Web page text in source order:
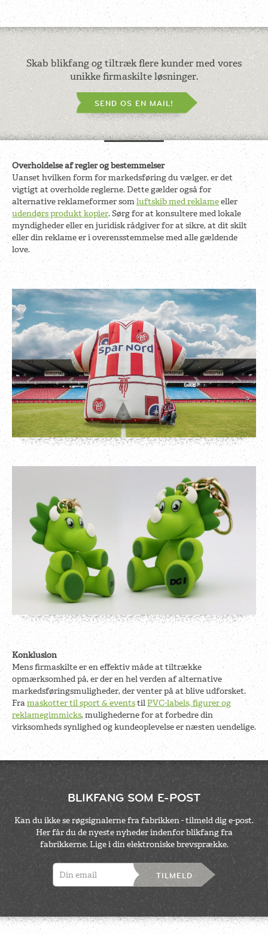
Skab blikfang og tiltræk flere kunder med vores
unikke firmaskilte løsninger.
SEND OS EN MAIL!
Overholdelse af regler og bestemmelser
Uanset hvilken form for markedsføring du vælger, er det
vigtigt at overholde reglerne. Dette gælder også for
alternative reklameformer somluftskib med reklameeller
udendørs produkt kopier. Sørg for at konsultere med lokale
myndigheder eller en juridisk rådgiver for at sikre, at dit skilt
eller din reklame er i overensstemmelse med alle gældende
love.
Konklusion
Mens firmaskilte er en effektiv måde at tiltrække
opmærksomhed på, er der en hel verden af alternative
markedsføringsmuligheder, der venter på at blive udforsket.
Framaskotter til sport & eventstilPVC-labels, figurer og
reklamegimmicks, mulighederne for at forbedre din
virksomheds synlighed og kundeoplevelse er næsten uendelige.
BLIKFANG SOM E-POST
Kan du ikke se røgsignalerne fra fabrikken - tilmeld dig e-post.
Her får du de nyeste nyheder indenfor blikfang fra
fabrikkerne. Lige i din elektroniske brevsprække.
TILMELD